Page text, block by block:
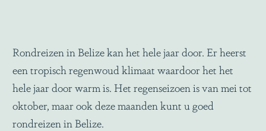
Rondreizen in Belize kan het hele jaar door. Er heerst
een tropisch regenwoud klimaat waardoor het het
hele jaar door warm is. Het regenseizoen is van mei tot
oktober, maar ook deze maanden kunt u goed
rondreizen in Belize.